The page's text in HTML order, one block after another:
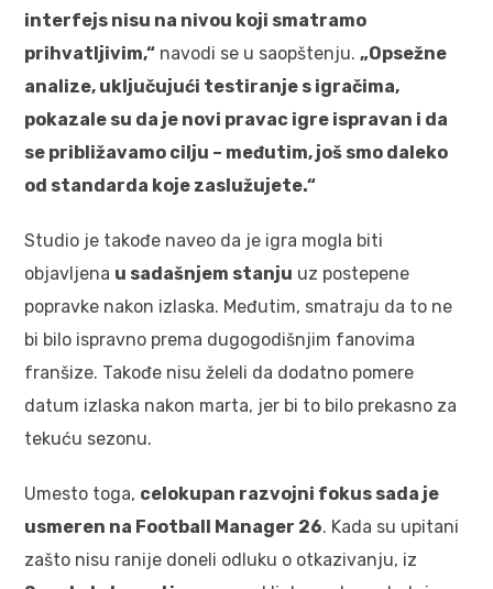
interfejs nisu na nivou koji smatramo
prihvatljivim,“ navodi se u saopštenju. „Opsežne
analize, uključujući testiranje s igračima,
pokazale su da je novi pravac igre ispravan i da
se približavamo cilju – međutim, još smo daleko
od standarda koje zaslužujete.“
Studio je takođe naveo da je igra mogla biti
objavljena u sadašnjem stanju uz postepene
popravke nakon izlaska. Međutim, smatraju da to ne
bi bilo ispravno prema dugogodišnjim fanovima
franšize. Takođe nisu želeli da dodatno pomere
datum izlaska nakon marta, jer bi to bilo prekasno za
tekuću sezonu.
Umesto toga, celokupan razvojni fokus sada je
usmeren na Football Manager 26. Kada su upitani
zašto nisu ranije doneli odluku o otkazivanju, iz